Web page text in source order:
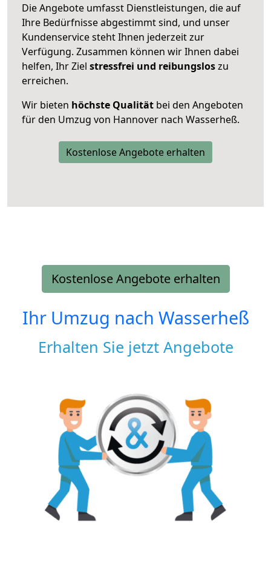
Die Angebote umfasst Dienstleistungen, die auf
Ihre Bedürfnisse abgestimmt sind, und unser
Kundenservice steht Ihnen jederzeit zur
Verfügung. Zusammen können wir Ihnen dabei
helfen, Ihr Ziel stressfrei und reibungsloszu
erreichen.
Wir bieten höchste Qualität bei den Angeboten
für den Umzug von Hannover nach Wasserheß.
Kostenlose Angebote erhalten
Kostenlose Angebote erhalten
Ihr Umzug nach Wasserheß
Erhalten Sie jetzt Angebote